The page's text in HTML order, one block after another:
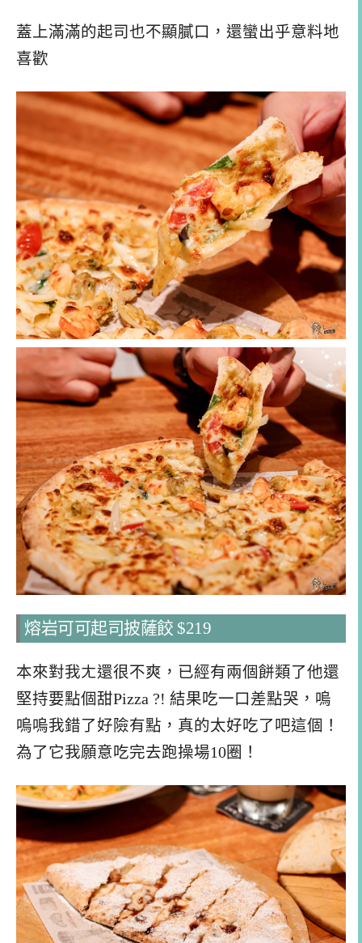
蓋上滿滿的起司也不顯膩口，還蠻出乎意料地
喜歡
熔岩可可起司披薩餃 $219
本來對我ㄤ還很不爽，已經有兩個餅類了他還
堅持要點個甜Pizza ?! 結果吃一口差點哭，嗚
嗚嗚我錯了好險有點，真的太好吃了吧這個！
為了它我願意吃完去跑操場10圈！